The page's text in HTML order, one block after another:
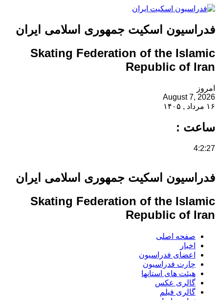
فدراسیون اسکیت جمهوری اسلامی ایران
Skating Federation of the Islamic
Republic of Iran
امروز
August 7, 2026
۱۶ مرداد , ۱۴۰۵
ساعت :
4:2:27
فدراسیون اسکیت جمهوری اسلامی ایران
Skating Federation of the Islamic
Republic of Iran
صفحه اصلی
اخبار
اعضای فدراسیون
چارت فدراسیون
هیئت های استانها
گالری عکس
گالری فیلم